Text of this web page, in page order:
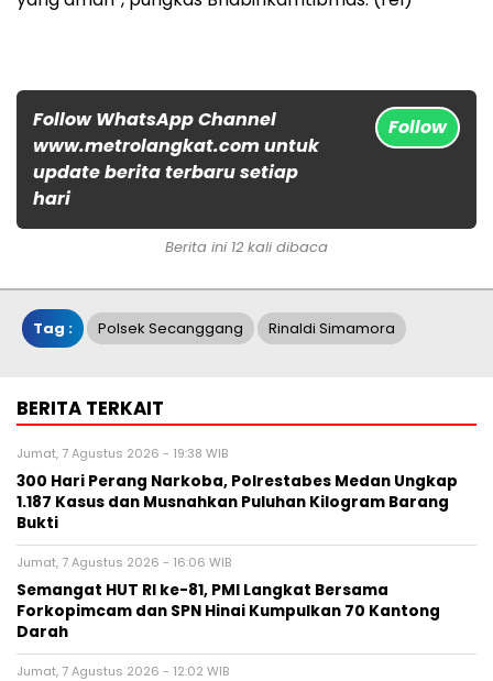
Follow WhatsApp Channel
www.metrolangkat.com untuk
update berita terbaru setiap
hari
Follow
Berita ini 12 kali dibaca
Tag : Polsek Secanggang Rinaldi Simamora
BERITA TERKAIT
Jumat, 7 Agustus 2026 - 19:38 WIB
300 Hari Perang Narkoba, Polrestabes Medan Ungkap
1.187 Kasus dan Musnahkan Puluhan Kilogram Barang
Bukti
Jumat, 7 Agustus 2026 - 16:06 WIB
Semangat HUT RI ke-81, PMI Langkat Bersama
Forkopimcam dan SPN Hinai Kumpulkan 70 Kantong
Darah
Jumat, 7 Agustus 2026 - 12:02 WIB